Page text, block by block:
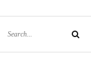
Search